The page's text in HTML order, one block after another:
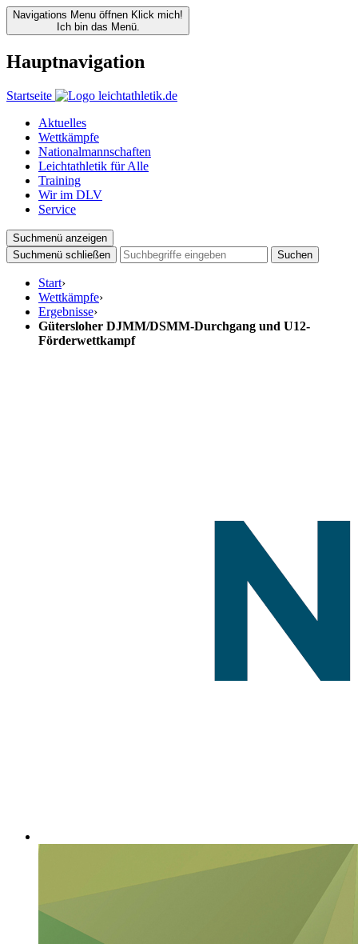
Navigations Menu öffnen Klick mich!
Ich bin das Menü.
Hauptnavigation
Startseite
Aktuelles
Wettkämpfe
Nationalmannschaften
Leichtathletik für Alle
Training
Wir im DLV
Service
Suchmenü anzeigen
Suchmenü schließen
Suchen
Start›
Wettkämpfe›
Ergebnisse›
Gütersloher DJMM/DSMM-Durchgang und U12-
Förderwettkampf